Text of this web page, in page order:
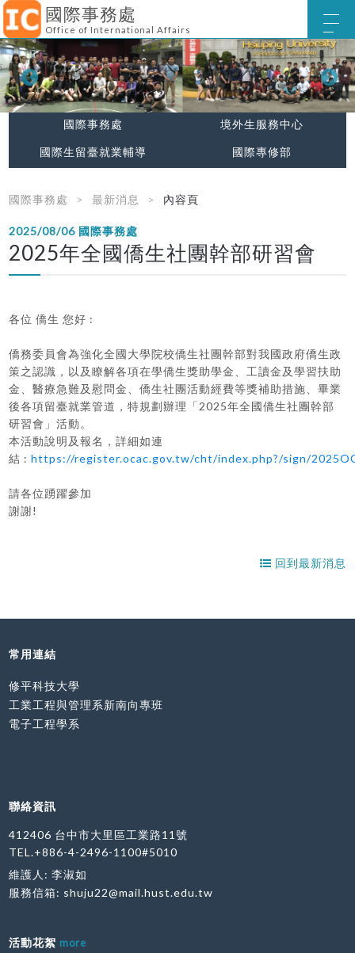
國際事務處
Office of International Affairs
國際事務處 境外生服務中心
國際生留臺就業輔導 國際專修部
國際事務處 最新消息 內容頁
2025/08/06 國際事務處
2025年全國僑生社團幹部研習會
各位 僑生 您好 :
僑務委員會為強化全國大學院校僑生社團幹部對我國政府僑生政
策之認識，以及瞭解各項在學僑生獎助學金、工讀金及學習扶助
金、醫療急難及慰問金、僑生社團活動經費等獎補助措施、畢業
後各項留臺就業管道，特規劃辦理「2025年全國僑生社團幹部
研習會」活動。
本活動說明及報名，詳細如連
結 :https://register.ocac.gov.tw/cht/index.php?/sign/
請各位踴躍參加
謝謝!
回到最新消息
常用連結
修平科技大學
工業工程與管理系新南向專班
電子工程學系
聯絡資訊
412406 台中市大里區工業路11號
TEL.+886-4-2496-1100#5010
維護人: 李淑如
服務信箱: shuju22@mail.hust.edu.tw
活動花絮 more